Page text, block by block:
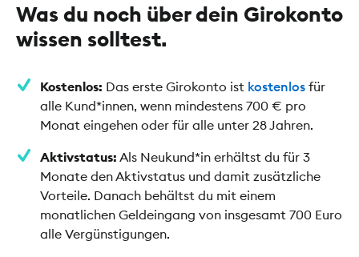
Was du noch über dein Girokonto
wissen solltest.
Kostenlos: Das erste Girokonto ist kostenlosfür
alle Kund*innen, wenn mindestens 700 € pro
Monat eingehen oder für alle unter 28 Jahren.
Aktivstatus: Als Neukund*in erhältst du für 3
Monate den Aktivstatus und damit zusätzliche
Vorteile. Danach behältst du mit einem
monatlichen Geldeingang von insgesamt 700 Euro
alle Vergünstigungen.